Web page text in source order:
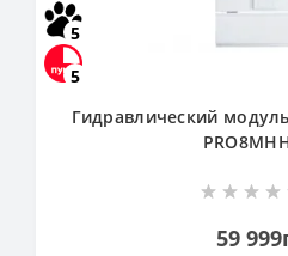
5
5
Гидравлический
59